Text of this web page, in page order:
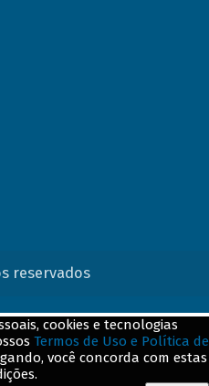
reservados
cookies e tecnologias
Termos de Uso e Política de
você concorda com estas